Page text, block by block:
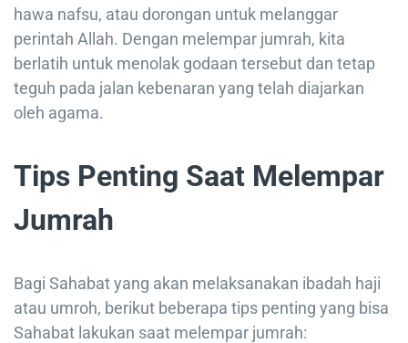
hawa nafsu, atau dorongan untuk melanggar
perintah Allah. Dengan melempar jumrah, kita
berlatih untuk menolak godaan tersebut dan tetap
teguh pada jalan kebenaran yang telah diajarkan
oleh agama.
Tips Penting Saat Melempar
Jumrah
Bagi Sahabat yang akan melaksanakan ibadah haji
atau umroh, berikut beberapa tips penting yang bisa
Sahabat lakukan saat melempar jumrah: